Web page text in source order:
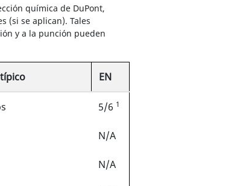
química de DuPont,
(si se aplican). Tales
y a la punción pueden
EN
5/6 1
N/A
N/A